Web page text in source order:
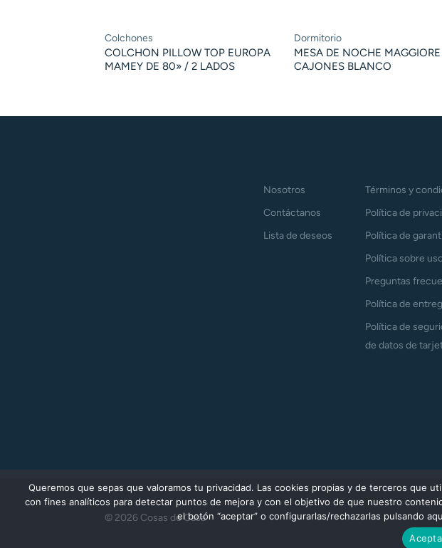
Colchones
COLCHON PILLOW TOP EUROPA
MAMEY DE 80» / 2 LADOS
Dormitorio
MESA DE NOCHE
CAJONES BLANCO
Nosotros
Contáctanos
Lista de deseos
Términos y
Política de
Política de
Política sobre
Preguntas
Política de
Política de
de datos de
© 2026 Cosas de Casa
Queremos que sepas que valoramos tu privacidad. Las cookies propias y de terceros que
con fines analíticos para detectar puntos de mejora y con el objetivo de que nuestro
el botón “aceptar” o configurarlas/rechazarlas pulsando